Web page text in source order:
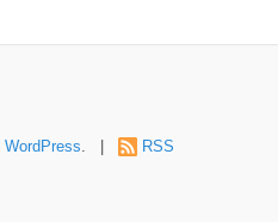
WordPress. | RSS